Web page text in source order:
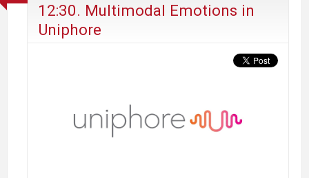
12:30. Multimodal Emotions in
Uniphore